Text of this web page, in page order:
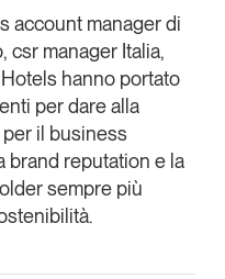
account manager di
csr manager Italia,
hanno portato
per dare alla
il business
brand reputation e la
sempre più